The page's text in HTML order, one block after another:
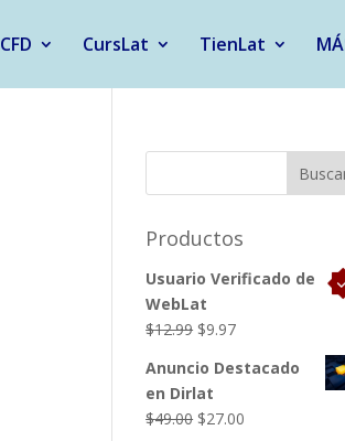
CFD CursLat TienLat
Productos
Usuario Verificado de
WebLat
$12.99 El
original
era:
$12.99.
$9.97El
actual
$9.97.
Anuncio Destacado
en Dirlat
$49.00 El
$27.00